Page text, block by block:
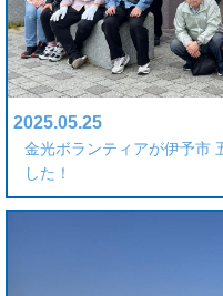
2025.05.25
金光ボランティアが伊予市
した！